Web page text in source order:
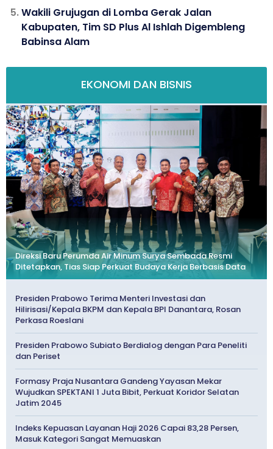
Wakili Grujugan di Lomba Gerak Jalan
Kabupaten, Tim SD Plus Al Ishlah Digembleng
Babinsa Alam
EKONOMI DAN BISNIS
Direksi Baru Perumda Air Minum Surya Sembada Resmi
Ditetapkan, Tias Siap Perkuat Budaya Kerja Berbasis Data
Presiden Prabowo Terima Menteri Investasi dan
Hilirisasi/Kepala BKPM dan Kepala BPI Danantara, Rosan
Perkasa Roeslani
Presiden Prabowo Subiato Berdialog dengan Para Peneliti
dan Periset
Formasy Praja Nusantara Gandeng Yayasan Mekar
Wujudkan SPEKTANI 1 Juta Bibit, Perkuat Koridor Selatan
Jatim 2045
Indeks Kepuasan Layanan Haji 2026 Capai 83,28 Persen,
Masuk Kategori Sangat Memuaskan